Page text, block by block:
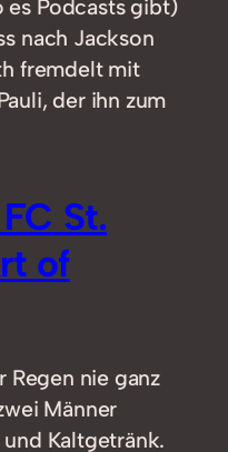
es Podcasts gibt)
nach Jackson
fremdelt mit
der ihn zum
St.
of
Regen nie ganz
Männer
Kaltgetränk.